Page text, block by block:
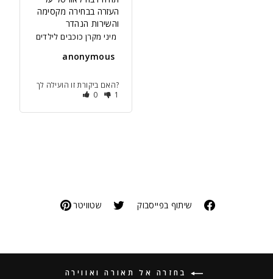
והשירות הנהדר
מיני מקרן כוכבים לילדים
anonymous
האם ביקורת זו הועילה לך?
0
1
שיתוף בפייסבוק שטוויטר
בחזרה אל תאורה ואווירה